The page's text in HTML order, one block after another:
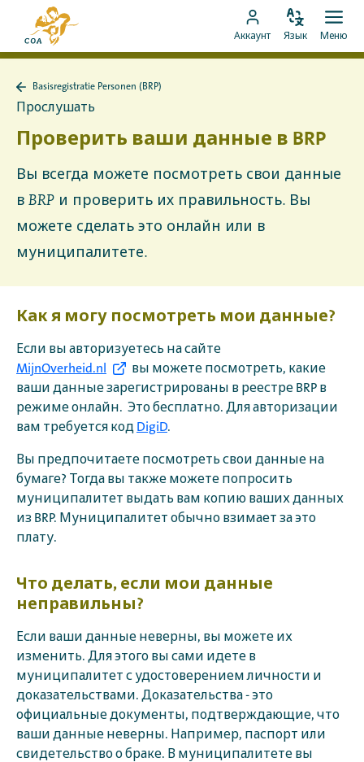
Перейти
контенту
главную
страницу
Перейти
к
Аккаунт
Изменить
Язык Меню
Personen
(BRP)
Basisregistratie Personen (BRP)
Прослушать
Проверить ваши данные в BRP
Вы всегда можете посмотреть свои данные
в BRP и проверить их правильность. Вы
можете сделать это онлайн или в
муниципалитете.
Как я могу посмотреть мои данные?
Если вы авторизуетесь на сайте
MijnOverheid.nl
вы можете посмотреть, какие
ваши данные зарегистрированы в реестре BRP в
режиме онлайн. Это бесплатно. Для авторизации
вам требуется код DigiD.
Вы предпочитаете посмотреть свои данные на
бумаге? Тогда вы также можете попросить
муниципалитет выдать вам копию ваших данных
из BRP. Муниципалитет обычно взимает за это
плату.
Что делать, если мои данные
неправильны?
Если ваши данные неверны, вы можете их
изменить. Для этого вы сами идете в
муниципалитет с удостоверением личности и
доказательствами. Доказательства - это
официальные документы, подтверждающие, что
ваши данные неверны. Например, паспорт или
свидетельство о браке. В муниципалитете вы